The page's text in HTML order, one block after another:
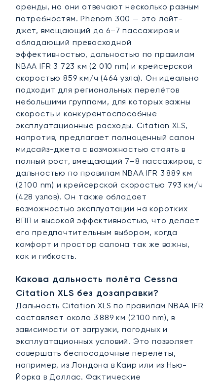
аренды, но они отвечают несколько разным
потребностям. Phenom 300 — это лайт-
джет, вмещающий до 6–7 пассажиров и
обладающий превосходной
эффективностью, дальностью по правилам
NBAA IFR 3 723 км (2 010 nm) и крейсерской
скоростью 859 км/ч (464 узла). Он идеально
подходит для региональных перелётов
небольшими группами, для которых важны
скорость и конкурентоспособные
эксплуатационные расходы. Citation XLS,
напротив, предлагает полноценный салон
мидсайз-джета с возможностью стоять в
полный рост, вмещающий 7–8 пассажиров, с
дальностью по правилам NBAA IFR 3 889 км
(2 100 nm) и крейсерской скоростью 793 км/ч
(428 узлов). Он также обладает
возможностью эксплуатации на коротких
ВПП и высокой эффективностью, что делает
его предпочтительным выбором, когда
комфорт и простор салона так же важны,
как и гибкость.
Какова дальность полёта Cessna
Citation XLS без дозаправки?
Дальность Citation XLS по правилам NBAA IFR
составляет около 3 889 км (2 100 nm), в
зависимости от загрузки, погодных и
эксплуатационных условий. Это позволяет
совершать беспосадочные перелёты,
например, из Лондона в Каир или из Нью-
Йорка в Даллас. Фактические